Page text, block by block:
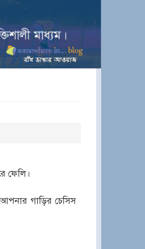
ফেলি।
আপনার গাড়ির চেসিস